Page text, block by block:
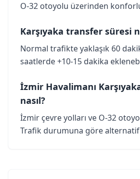
O-32 otoyolu üzerinden
Karşıyaka transfer süresi
Normal trafikte yaklaşık 60
saatlerde +10-15 dakika
İzmir Havalimanı
nasıl?
İzmir çevre yolları ve O-32
Trafik durumuna göre